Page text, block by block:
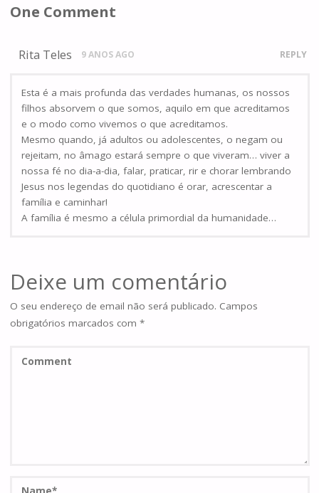
One Comment
Rita Teles 9 ANOS AGO REPLY
Esta é a mais profunda das verdades humanas, os nossos
filhos absorvem o que somos, aquilo em que acreditamos
e o modo como vivemos o que acreditamos.
Mesmo quando, já adultos ou adolescentes, o negam ou
rejeitam, no âmago estará sempre o que viveram… viver a
nossa fé no dia-a-dia, falar, praticar, rir e chorar lembrando
Jesus nos legendas do quotidiano é orar, acrescentar a
família e caminhar!
A família é mesmo a célula primordial da humanidade…
Deixe um comentário
O seu endereço de email não será publicado. Campos
obrigatórios marcados com *